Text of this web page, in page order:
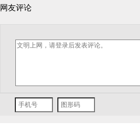
网友评论